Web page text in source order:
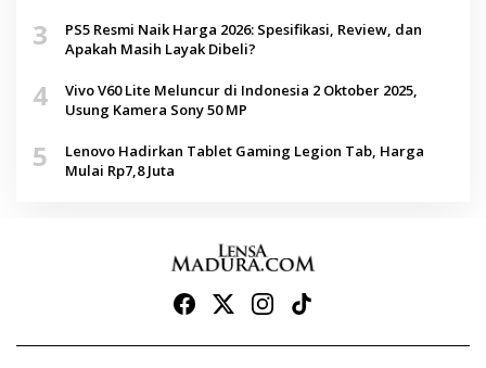
3
PS5 Resmi Naik Harga 2026: Spesifikasi, Review, dan
Apakah Masih Layak Dibeli?
4
Vivo V60 Lite Meluncur di Indonesia 2 Oktober 2025,
Usung Kamera Sony 50 MP
5
Lenovo Hadirkan Tablet Gaming Legion Tab, Harga
Mulai Rp7,8 Juta